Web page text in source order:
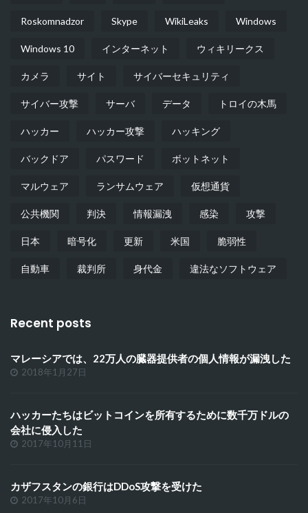
Roskomnadzor Skype WikiLeaks Windows
Windows 10 インターネット ウィキリークス
カメラ サイト サイバーセキュリティ
サイバー攻撃 サーバ データ トロイの木馬
ハッカー ハッカー攻撃 ハッキング
バックドア パスワード ボットネット
マルウェア ランサムウェア 仮想通貨
公共機関 判決 情報漏洩 感染 攻撃
日本 暗号化 更新 米国 脆弱性
自動車 裁判所 身代金 違法なソフトウェア
Recent posts
マレーシアでは、22万人の臓器提供者の個人情報が漏洩した
2018年1月27日
ハッカーたちはビットコインを所有するために数千万ドルの
会社に侵入した
2017年10月11日
カザフスタンの銀行はDDoS攻撃を受けた
2017年10月6日